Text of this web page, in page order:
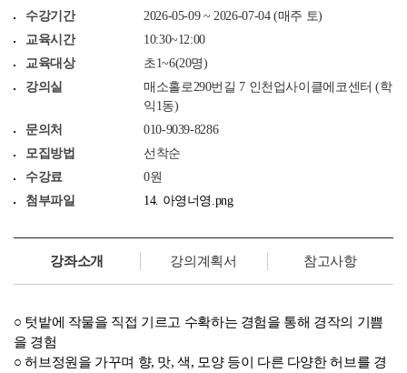
수강기간
2026-05-09 ~ 2026-07-04 (매주 토)
교육시간
10:30~12:00
교육대상
초1~6(20명)
강의실
매소홀로290번길 7 인천업사이클에코센터 (학
익1동)
문의처
010-9039-8286
모집방법
선착순
수강료
0원
첨부파일
14. 아영너영.png
강좌소개 강의계획서 참고사항
○ 텃밭에 작물을 직접 기르고 수확하는 경험을 통해 경작의 기쁨
을 경험
○ 허브정원을 가꾸며 향, 맛, 색, 모양 등이 다른 다양한 허브를 경